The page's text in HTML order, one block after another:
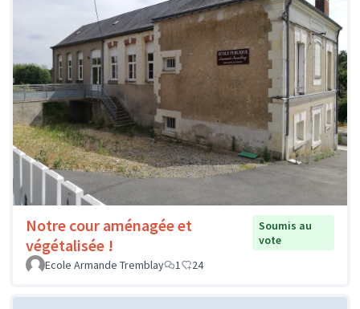
Notre cour aménagée et
végétalisée !
Soumis au
vote
Ecole Armande Tremblay
1 24